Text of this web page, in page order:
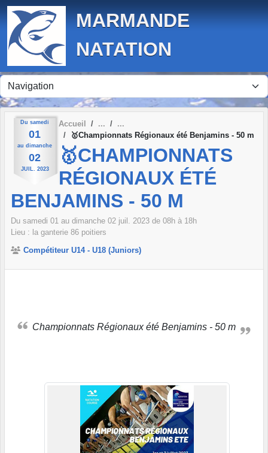
MARMANDE
NATATION
Du samedi
01
au dimanche
02
JUIL. 2023
Accueil
🥇Championnats Régionaux été Benjamins - 50 m
🥇CHAMPIONNATS
RÉGIONAUX ÉTÉ
BENJAMINS - 50 M
Du samedi 01 au dimanche 02 juil. 2023 de 08h à 18h
Lieu : la ganterie 86 poitiers
Compétiteur U14 - U18 (Juniors)
Championnats Régionaux été Benjamins - 50 m
Panneau de gestion des cookies